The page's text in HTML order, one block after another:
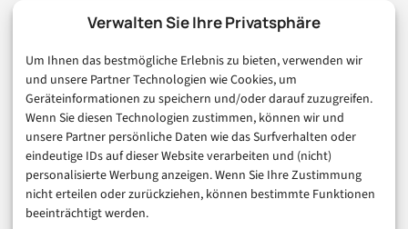
Verwalten Sie Ihre Privatsphäre
Um Ihnen das bestmögliche Erlebnis zu bieten, verwenden wir
und unsere Partner Technologien wie Cookies, um
Geräteinformationen zu speichern und/oder darauf zuzugreifen.
Wenn Sie diesen Technologien zustimmen, können wir und
unsere Partner persönliche Daten wie das Surfverhalten oder
eindeutige IDs auf dieser Website verarbeiten und (nicht)
personalisierte Werbung anzeigen. Wenn Sie Ihre Zustimmung
nicht erteilen oder zurückziehen, können bestimmte Funktionen
beeinträchtigt werden.
werden präziser werden müssen, weil der Gesetzgeber
Zahlen verlangen – keine Marketinglyrik. Die Frage für
Seller lautet deshalb nicht, ob sie sich mit grünem E-
Commerce beschäftigen wollen, sondern wie schnell
sie dafür die richtigen Datenpunkte, Zertifizierungen
und Versandstrukturen aufgebaut haben. Warten
kostet Conversion – und in diesem Feld auch